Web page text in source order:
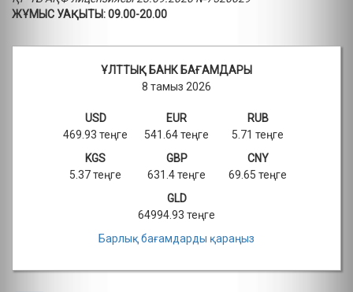
ЖҰМЫС УАҚЫТЫ: 09.00-20.00
ҰЛТТЫҚ БАНК БАҒАМДАРЫ
8 тамыз 2026
USD
469.93 теңге
EUR
541.64 теңге
RUB
5.71 теңге
KGS
5.37 теңге
GBP
631.4 теңге
CNY
69.65 теңге
GLD
64994.93 теңге
Барлық бағамдарды қараңыз